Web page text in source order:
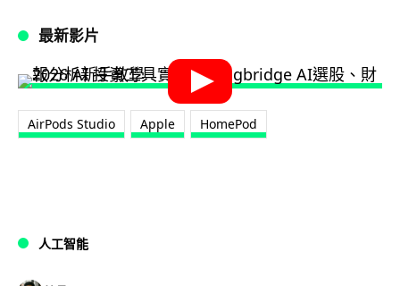
最新影片
AirPods Studio Apple HomePod
人工智能